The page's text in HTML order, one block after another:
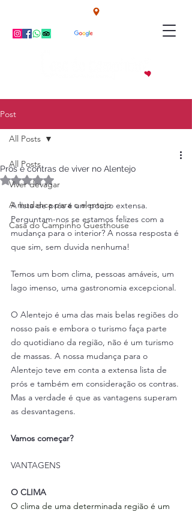
Post
All Posts
Viver devagar
A mudanca para o alentejo
Casa do Campinho Guesthouse
All Posts
Prós e contras de viver no Alentejo
Avaliado com NaN de 5 estrelas.
A lista de prós é um pouco extensa.
Perguntam-nos se estamos felizes com a
mudança para o interior? A nossa resposta é
que sim, sem duvida nenhuma!
Temos um bom clima, pessoas amáveis, um
lago imenso, uma gastronomia excepcional.
O Alentejo é uma das mais belas regiões do
nosso país e embora o turismo faça parte
do quotidiano da região, não é um turismo
de massas. A nossa mudança para o
Alentejo teve em conta a extensa lista de
prós e também em consideração os contras.
Mas a verdade é que as vantagens superam
as desvantagens.
Vamos começar?
VANTAGENS
O CLIMA
O clima de uma determinada região é um